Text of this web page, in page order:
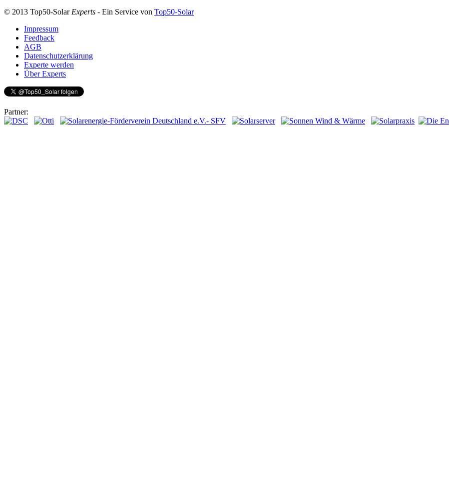
© 2013 Top50-Solar Experts - Ein Service von Top50-Solar
Impressum
Feedback
AGB
Datenschutzerklärung
Experte werden
Über Experts
Partner: